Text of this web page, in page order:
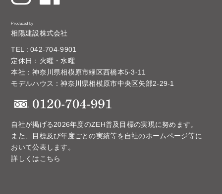
Produced by
相陽建設株式会社
TEL : 042-704-9901
定休日：火曜・水曜
本社：神奈川県相模原市緑区西橋本5-3-11
モデルハウス：神奈川県相模原市中央区矢部2-29-1
自社が掲げる2026年度のZEH普及目標の実現に努めます。
また、目標及び年度ごとの実績等を自社のホームページ等に
おいて公表します。
詳しくはこちら